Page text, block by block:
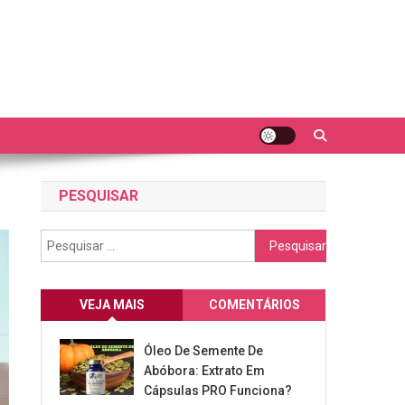
PESQUISAR
Pesquisar
por:
VEJA MAIS COMENTÁRIOS
Óleo De Semente De
Abóbora: Extrato Em
Cápsulas PRO Funciona?